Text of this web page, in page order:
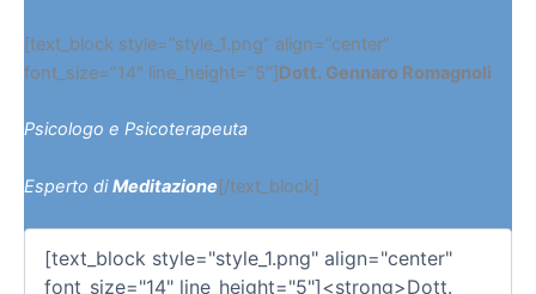
[text_block style=”style_1.png” align=”center”
font_size=”14″ line_height=”5″]Dott. Gennaro Romagnoli
Psicologo e Psicoterapeuta
Esperto diMeditazione[/text_block]